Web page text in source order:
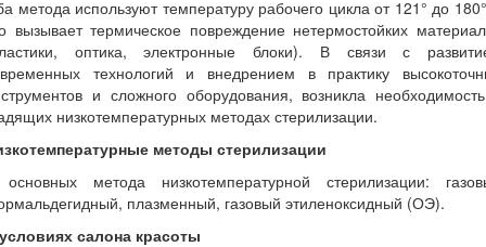
метода используют температуру рабочего цикла от 121° до
вызывает термическое повреждение нетермостойких
оптика, электронные блоки). В связи с
технологий и внедрением в практику
и сложного оборудования, возникла
низкотемпературных методах стерилизации.
методы стерилизации
метода низкотемпературной стерилизации:
плазменный, газовый этиленоксидный (ОЭ).
салона красоты